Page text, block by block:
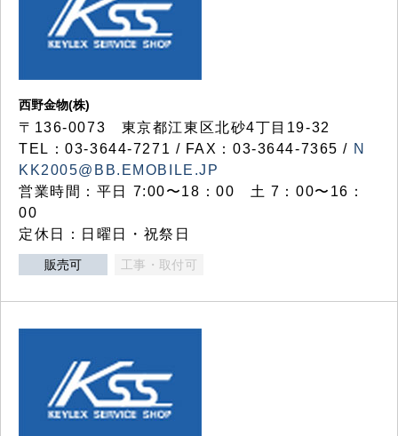
西野金物(株)
〒136-0073 東京都江東区北砂4丁目19-32
TEL：03‐3644‐7271 / FAX：03-3644-7365 / N
KK2005@BB.EMOBILE.JP
営業時間：平日 7:00〜18：00 土 7：00〜16：
00
定休日：日曜日・祝祭日
販売可 工事・取付可